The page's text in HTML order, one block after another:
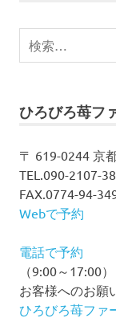
ビ
ゲ
ョ
ン
検
索
ひろびろ苺フ
〒 619-0244 京
TEL.090-2107-
FAX.0774-94-
Webで予約
電話で予約
（9:00～17:00）
お客様へのお願
ひろびろ苺ファ